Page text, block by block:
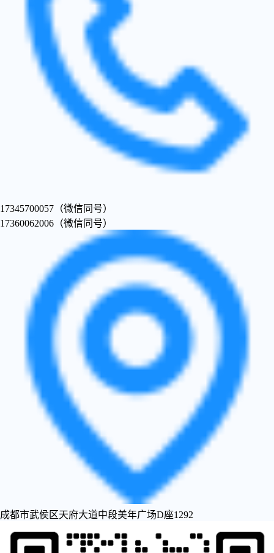
17345700057（微信同号）
17360062006（微信同号）
成都市武侯区天府大道中段美年广场D座1292